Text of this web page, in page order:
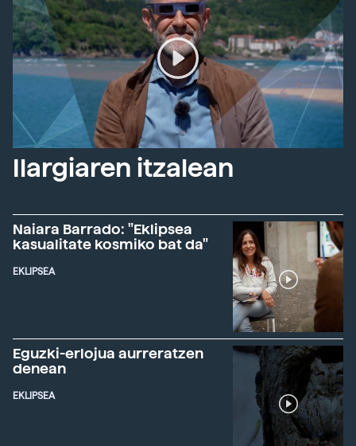
Ilargiaren itzalean
Naiara Barrado: "Eklipsea
kasualitate kosmiko bat da"
EKLIPSEA
Eguzki-erlojua aurreratzen
denean
EKLIPSEA